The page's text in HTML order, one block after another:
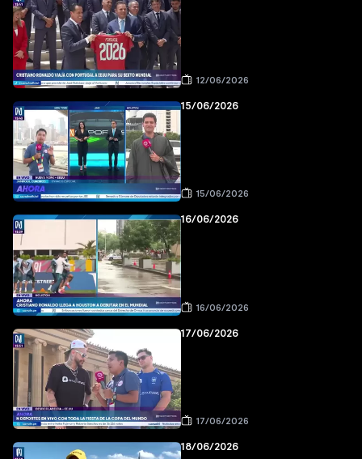
12/06/2026
15/06/2026
15/06/2026
16/06/2026
16/06/2026
17/06/2026
17/06/2026
18/06/2026